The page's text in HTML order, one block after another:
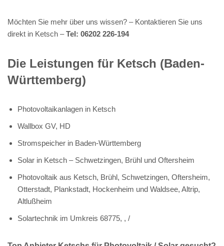
Möchten Sie mehr über uns wissen? – Kontaktieren Sie uns
direkt in Ketsch –Tel: 06202 226-194
Die Leistungen für Ketsch (Baden-
Württemberg)
Photovoltaikanlagen in Ketsch
Wallbox GV, HD
Stromspeicher in Baden-Württemberg
Solar in Ketsch – Schwetzingen, Brühl und Oftersheim
Photovoltaik aus Ketsch, Brühl, Schwetzingen, Oftersheim,
Otterstadt, Plankstadt, Hockenheim und Waldsee, Altrip,
Altlußheim
Solartechnik im Umkreis 68775, , /